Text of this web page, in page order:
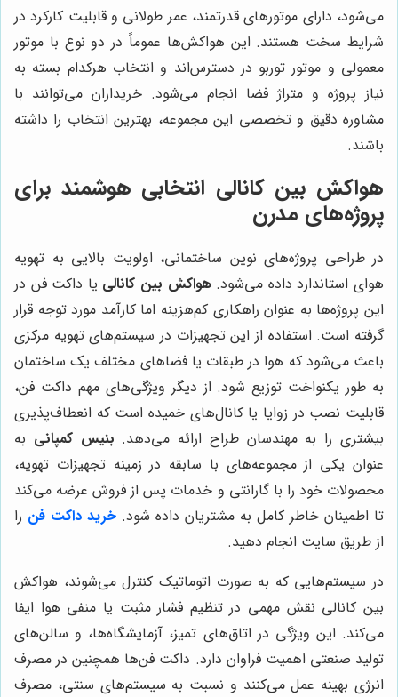
می‌شود، دارای موتورهای قدرتمند، عمر طولانی و قابلیت کارکرد در
شرایط سخت هستند. این هواکش‌ها عموماً در دو نوع با موتور
معمولی و موتور توربو در دسترس‌اند و انتخاب هرکدام بسته به
نیاز پروژه و متراژ فضا انجام می‌شود. خریداران می‌توانند با
مشاوره دقیق و تخصصی این مجموعه، بهترین انتخاب را داشته
باشند.
هواکش بین کانالی انتخابی هوشمند برای
پروژه‌های مدرن
در طراحی پروژه‌های نوین ساختمانی، اولویت بالایی به تهویه
هوای استاندارد داده می‌شود.هواکش بین کانالی یا داکت فن در
این پروژه‌ها به عنوان راهکاری کم‌هزینه اما کارآمد مورد توجه قرار
گرفته است. استفاده از این تجهیزات در سیستم‌های تهویه مرکزی
باعث می‌شود که هوا در طبقات یا فضاهای مختلف یک ساختمان
به طور یکنواخت توزیع شود. از دیگر ویژگی‌های مهم داکت فن،
قابلیت نصب در زوایا یا کانال‌های خمیده است که انعطاف‌پذیری
بیشتری را به مهندسان طراح ارائه می‌دهد. بنیس کمپانی به
عنوان یکی از مجموعه‌های با سابقه در زمینه تجهیزات تهویه،
محصولات خود را با گارانتی و خدمات پس از فروش عرضه می‌کند
تا اطمینان خاطر کامل به مشتریان داده شود. خرید داکت فن را
از طریق سایت انجام دهید.
در سیستم‌هایی که به صورت اتوماتیک کنترل می‌شوند، هواکش
بین کانالی نقش مهمی در تنظیم فشار مثبت یا منفی هوا ایفا
می‌کند. این ویژگی در اتاق‌های تمیز، آزمایشگاه‌ها، و سالن‌های
تولید صنعتی اهمیت فراوان دارد. داکت فن‌ها همچنین در مصرف
انرژی بهینه عمل می‌کنند و نسبت به سیستم‌های سنتی، مصرف